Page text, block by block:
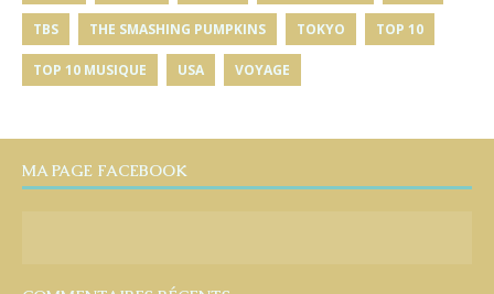
TBS THE SMASHING PUMPKINS TOKYO TOP 10
TOP 10 MUSIQUE USA VOYAGE
MA PAGE FACEBOOK